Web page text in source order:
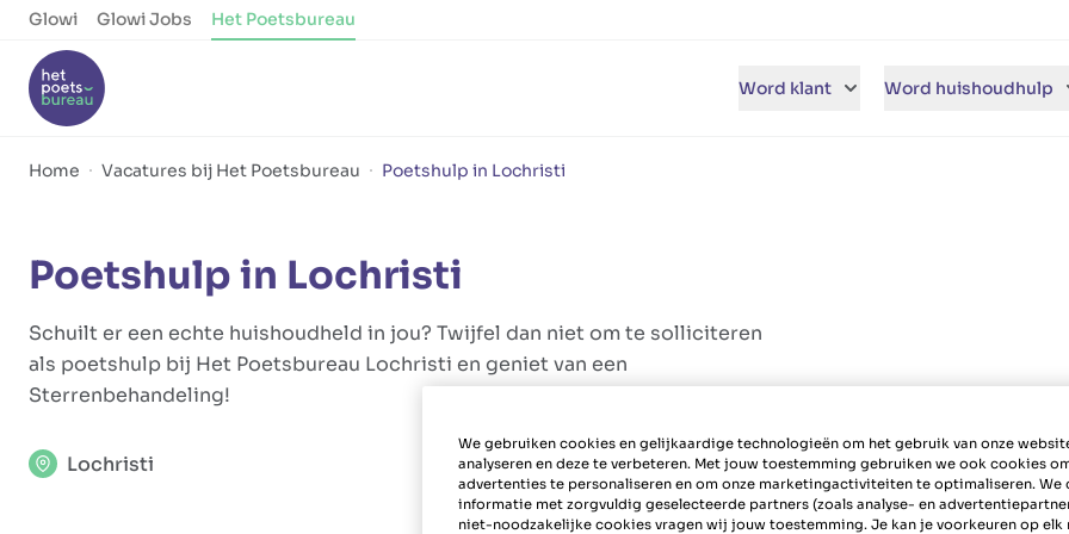
Glowi Glowi Jobs Het Poetsbureau
Word klant Word huishoudhulp
Home Vacatures bij Het Poetsbureau Poetshulp in Lochristi
Poetshulp in Lochristi
Schuilt er een echte huishoudheld in jou? Twijfel dan niet om te solliciteren
als poetshulp bij Het Poetsbureau Lochristi en geniet van een
Sterrenbehandeling!
Lochristi
We gebruiken cookies en gelijkaardige technologieën om het gebruik van onze
analyseren en deze te verbeteren. Met jouw toestemming gebruiken we ook cookies
advertenties te personaliseren en om onze marketingactiviteiten te optimaliseren. We
informatie met zorgvuldig geselecteerde partners (zoals analyse- en
niet-noodzakelijke cookies vragen wij jouw toestemming. Je kan je voorkeuren op elk